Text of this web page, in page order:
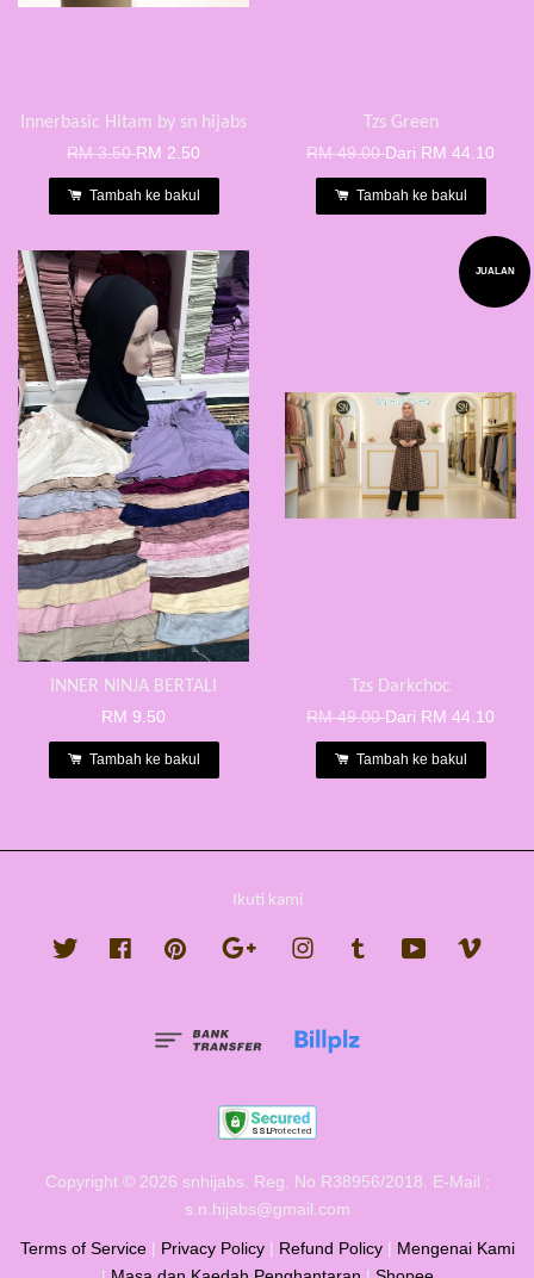
Innerbasic Hitam by sn hijabs
RM 3.50RM 2.50
Tambah ke bakul
Tzs Green
RM 49.00Dari RM 44.10
Tambah ke bakul
INNER NINJA BERTALI
RM 9.50
Tambah ke bakul
JUALAN
Tzs Darkchoc
RM 49.00Dari RM 44.10
Tambah ke bakul
Ikuti kami
Twitter FacebookPinterest Google InstagramTumblr YouTube
Copyright © 2026 snhijabs. Reg. No R38956/2018. E-Mail :
s.n.hijabs@gmail.com
Terms of Service| Privacy Policy| Refund Policy|
Mengenai Kami